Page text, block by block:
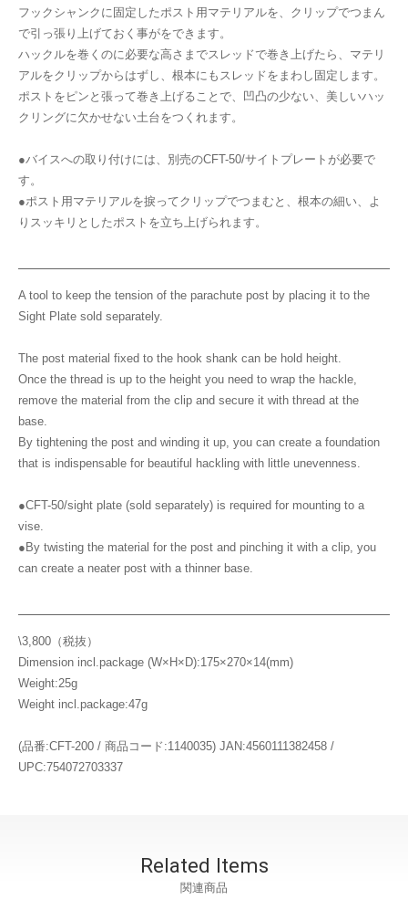
フックシャンクに固定したポスト用マテリアルを、クリップでつまん
で引っ張り上げておく事がをできます。
ハックルを巻くのに必要な高さまでスレッドで巻き上げたら、マテリ
アルをクリップからはずし、根本にもスレッドをまわし固定します。
ポストをピンと張って巻き上げることで、凹凸の少ない、美しいハッ
クリングに欠かせない土台をつくれます。
●バイスへの取り付けには、別売のCFT-50/サイトプレートが必要で
す。
●ポスト用マテリアルを捩ってクリップでつまむと、根本の細い、よ
りスッキリとしたポストを立ち上げられます。
A tool to keep the tension of the parachute post by placing it to the
Sight Plate sold separately.
The post material fixed to the hook shank can be hold height.
Once the thread is up to the height you need to wrap the hackle,
remove the material from the clip and secure it with thread at the
base.
By tightening the post and winding it up, you can create a foundation
that is indispensable for beautiful hackling with little unevenness.
●CFT-50/sight plate (sold separately) is required for mounting to a
vise.
●By twisting the material for the post and pinching it with a clip, you
can create a neater post with a thinner base.
\3,800（税抜）
Dimension incl.package (W×H×D):175×270×14(mm)
Weight:25g
Weight incl.package:47g
(品番:CFT-200 / 商品コード:1140035) JAN:4560111382458 /
UPC:754072703337
Related Items
関連商品